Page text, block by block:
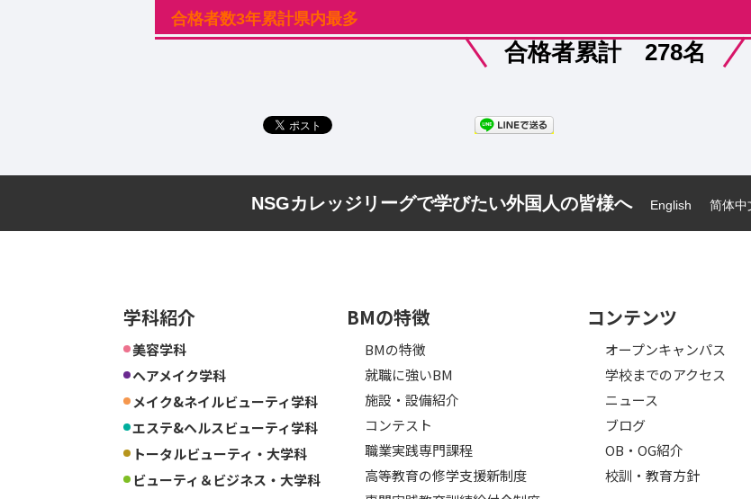
合格者数3年累計県内最多
合格者累計 278名
NSGカレッジリーグで学びたい外国人の皆様へ English 简体中
学科紹介
美容学科
ヘアメイク学科
メイク&ネイルビューティ学科
エステ&ヘルスビューティ学科
トータルビューティ・大学科
ビューティ＆ビジネス・大学科
BMの特徴
BMの特徴
就職に強いBM
施設・設備紹介
コンテスト
職業実践専門課程
高等教育の修学支援新制度
コンテンツ
オープンキャンパス
学校までのアクセス
ニュース
ブログ
OB・OG紹介
校訓・教育方針